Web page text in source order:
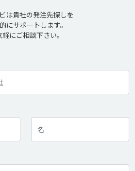
は貴社の発注先探しを
にサポートします。
軽にご相談下さい。